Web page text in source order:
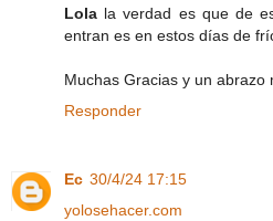
Lola la verdad es que de
entran es en estos días de
Muchas Gracias y un abrazo
Responder
Ec 30/4/24 17:15
yolosehacer.com